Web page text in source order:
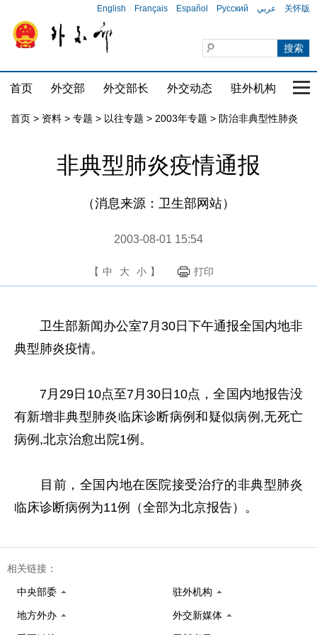
English Français Español Русский عربي 关怀版
首页 外交部 外交部长 外交动态 驻外机构 国
首页 > 资料 > 专题 > 以往专题 > 2003年专题 > 防治非典型性肺炎
非典型肺炎疫情通报
（消息来源：卫生部网站）
2003-08-01 15:54
【 中 大 小 】 打印
卫生部新闻办公室7月30日下午通报全国内地非
典型肺炎疫情。
7月29日10点至7月30日10点，全国内地报告没
有新增非典型肺炎临床诊断病例和疑似病例,无死亡
病例,北京治愈出院1例。
目前，全国内地在医院接受治疗的非典型肺炎
临床诊断病例为11例（全部为北京报告）。
相关链接：
中央部委 驻外机构
地方外办 外交新媒体